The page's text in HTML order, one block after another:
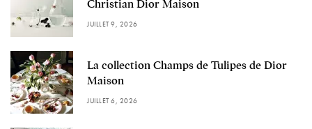
Christian Dior Maison
JUILLET 9, 2026
La collection Champs de Tulipes de Dior
Maison
JUILLET 6, 2026